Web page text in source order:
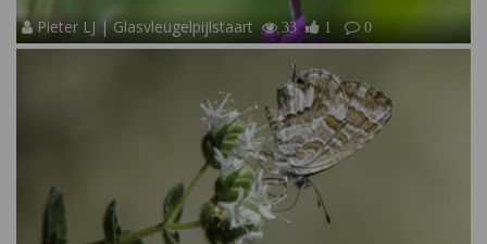
Pieter LJ | Glasvleugelpijlstaart 33 1 0